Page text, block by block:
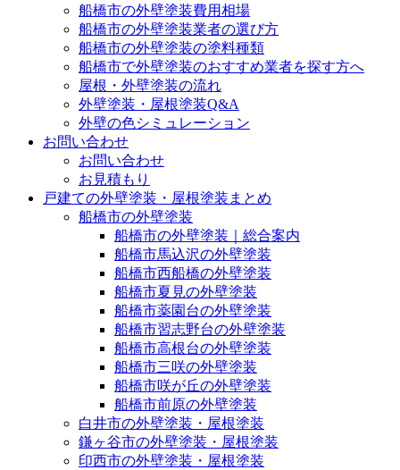
船橋市の外壁塗装費用相場
船橋市の外壁塗装業者の選び方
船橋市の外壁塗装の塗料種類
船橋市で外壁塗装のおすすめ業者を探す方へ
屋根・外壁塗装の流れ
外壁塗装・屋根塗装Q&A
外壁の色シミュレーション
お問い合わせ
お問い合わせ
お見積もり
戸建ての外壁塗装・屋根塗装まとめ
船橋市の外壁塗装
船橋市の外壁塗装｜総合案内
船橋市馬込沢の外壁塗装
船橋市西船橋の外壁塗装
船橋市夏見の外壁塗装
船橋市薬園台の外壁塗装
船橋市習志野台の外壁塗装
船橋市高根台の外壁塗装
船橋市三咲の外壁塗装
船橋市咲が丘の外壁塗装
船橋市前原の外壁塗装
白井市の外壁塗装・屋根塗装
鎌ヶ谷市の外壁塗装・屋根塗装
印西市の外壁塗装・屋根塗装